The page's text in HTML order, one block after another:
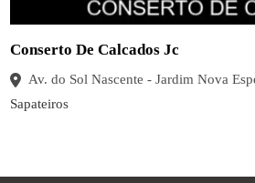
Conserto De Calcados Jc
Sapateiros